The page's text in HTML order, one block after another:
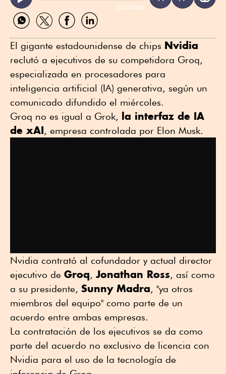
ReadSpeaker
Compartir
por
Compartir
por
Compartir
por
Compartir
por
El gigante estadounidense de chips Nvidia
reclutó a ejecutivos de su competidora Groq,
especializada en procesadores para
inteligencia artificial (IA) generativa, según un
comunicado difundido el miércoles.
Groq no es igual a Grok, la interfaz de IA
de xAI, empresa controlada por Elon Musk.
Nvidia contrató al cofundador y actual director
ejecutivo de Groq, Jonathan Ross, así como
a su presidente, Sunny Madra, "ya otros
miembros del equipo" como parte de un
acuerdo entre ambas empresas.
La contratación de los ejecutivos se da como
parte del acuerdo no exclusivo de licencia con
Nvidia para el uso de la tecnología de